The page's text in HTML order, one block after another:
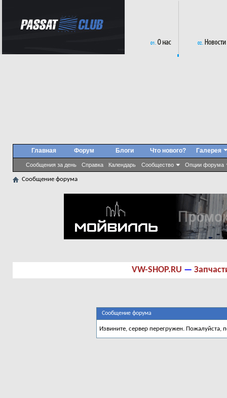
Главная Форум
Сообщения за день Справка Календарь Сообщество Опции форума
Блоги Что нового? Галерея
Сообщение форума
VW-SHOP.RU —
Сообщение форума
Извините, сервер перегружен. Пожалуйста,